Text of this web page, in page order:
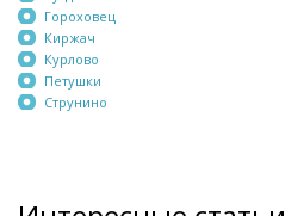
Гороховец
Киржач
Курлово
Петушки
Струнино